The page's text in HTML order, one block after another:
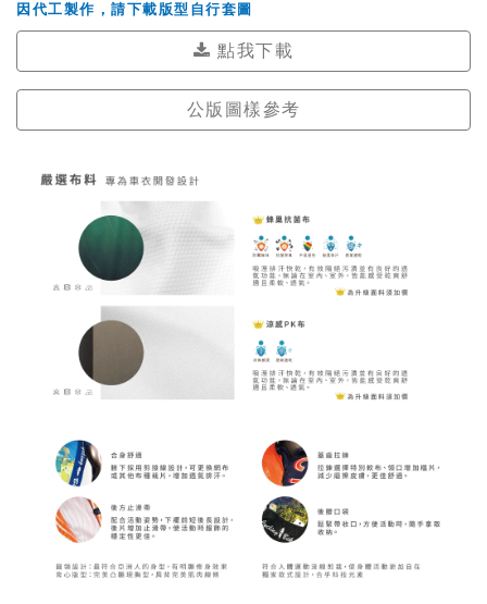
因代工製作，請下載版型自行套圖
點我下載
公版圖樣參考
公版圖樣參考